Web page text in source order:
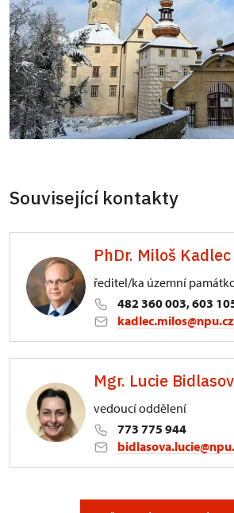
Související kontakty
PhDr. Miloš Kadlec
ředitel/ka územní
482 360 003, 603
kadlec.milos@npu.cz
3/, Sychrov 3
Mgr. Lucie
vedoucí oddělení
773 775 944